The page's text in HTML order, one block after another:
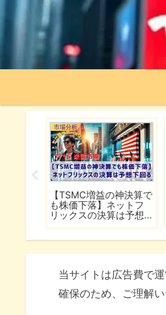
市場分析
【TSMC増益の神決算で
も株価下落】ネットフ
リックスの決算は予想
当サイトは広告費で
確保のため、ご理解